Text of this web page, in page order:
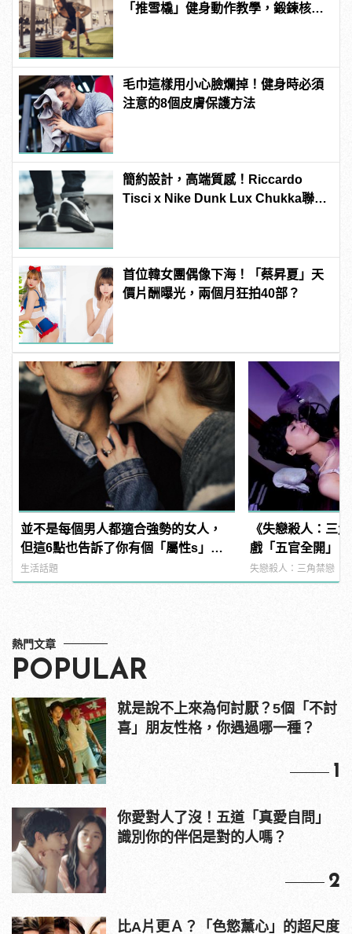
「推雪橇」健身動作教學，鍛鍊核心
毛巾這樣用小心臉爛掉！健身時必須
注意的8個皮膚保護方法
簡約設計，高端質感！Riccardo
Tisci x Nike Dunk Lux Chukka聯名
首位韓女團偶像下海！「蔡昇夏」天
價片酬曝光，兩個月狂拍40部？
並不是每個男人都適合強勢的女人，
但這6點也告訴了你有個「屬性s」的
女友有多棒！
生活話題
《失戀殺人：三
戲「五官全開」
好像快死了
失戀殺人：三角禁戀
熱門文章
POPULAR
就是說不上來為何討厭？5個「不討
喜」朋友性格，你遇過哪一種？
1
你愛對人了沒！五道「真愛自問」
識別你的伴侶是對的人嗎？
2
比A片更Ａ？「色慾薰心」的超尺度